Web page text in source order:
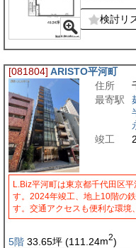
検討リ
[081804] ARISTO平河町
住所
最寄駅
竣工
L.Biz平河町は東京都千代田区
す。2024年竣工、地上10階の
す。交通アクセスも便利な環
5階 33.65坪 (111.24m2)